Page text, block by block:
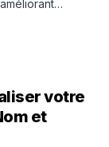
votre
et